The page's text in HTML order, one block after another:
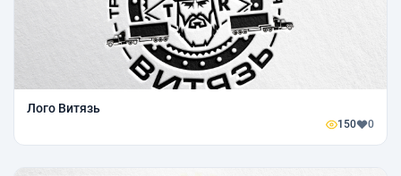
Лого Витязь
150 0